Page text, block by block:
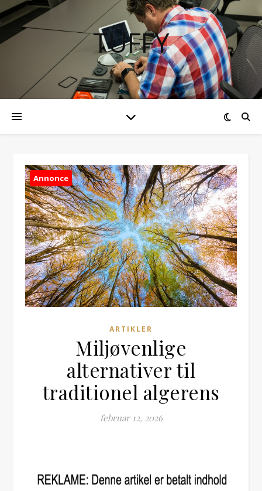
TUFFY
Annonce
ARTIKLER
Miljøvenlige
alternativer til
traditionel algerens
februar 12, 2026